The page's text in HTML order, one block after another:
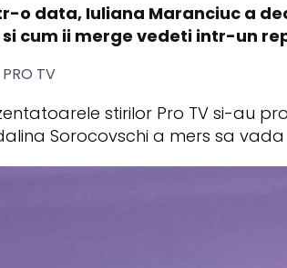
o data, Iuliana Maranciuc a
cum ii merge vedeti intr-un
PRO TV
stirilor Pro TV si-au
Sorocovschi a mers sa vada